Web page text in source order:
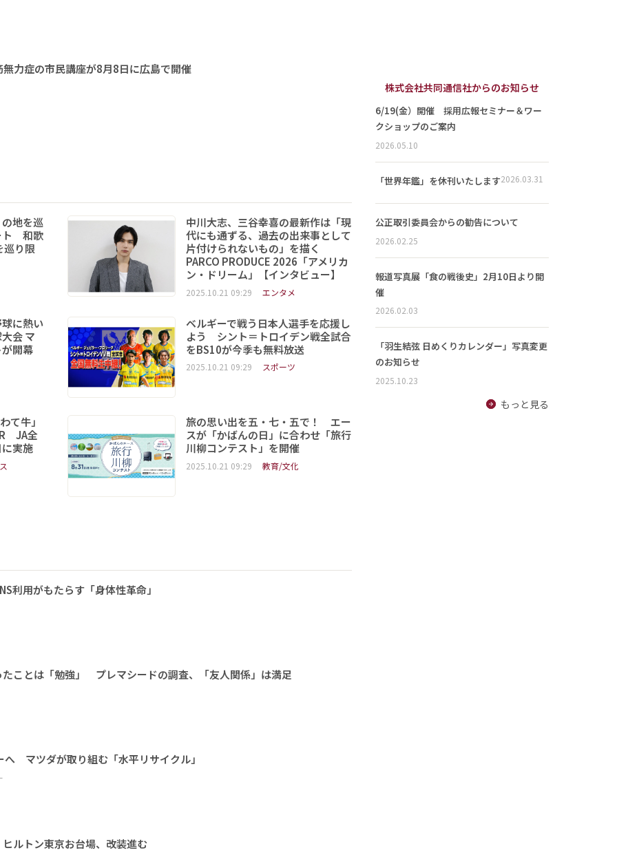
力症の市民講座が8月8日に広島で開催
地を巡
ト 和歌
巡り限
中川大志、三谷幸喜の最新作は「現
代にも通ずる、過去の出来事として
片付けられないもの」を描く
PARCO PRODUCE 2026「アメリカ
ン・ドリーム」【インタビュー】
2025.10.21 09:29 エンタメ
に熱い
会 マ
開幕
ベルギーで戦う日本人選手を応援し
よう シント＝トロイデン戦全試合
をBS10が今季も無料放送
2025.10.21 09:29 スポーツ
て牛」
JA全
実施
旅の思い出を五・七・五で！ エー
スが「かばんの日」に合わせ「旅行
川柳コンテスト」を開催
2025.10.21 09:29 教育/文化
利用がもたらす「身体性革命」
ことは「勉強」 プレマシードの調査、「友人関係」は満足
マツダが取り組む「水平リサイクル」
ルトン東京お台場、改装進む
株式会社共同通信社からのお知らせ
6/19(金）開催 採用広報セミナー＆ワー
クショップのご案内
2026.05.10
「世界年鑑」を休刊いたします2026.03.31
公正取引委員会からの勧告について
2026.02.25
報道写真展「食の戦後史」2月10日より開
催
2026.02.03
「羽生結弦 日めくりカレンダー」写真変更
のお知らせ
2025.10.23
もっと見る